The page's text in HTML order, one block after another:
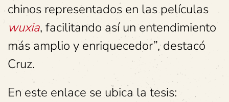
chinos representados en las películas
wuxia, facilitando así un entendimiento
más amplio y enriquecedor”, destacó
Cruz.
En este enlace se ubica la tesis: